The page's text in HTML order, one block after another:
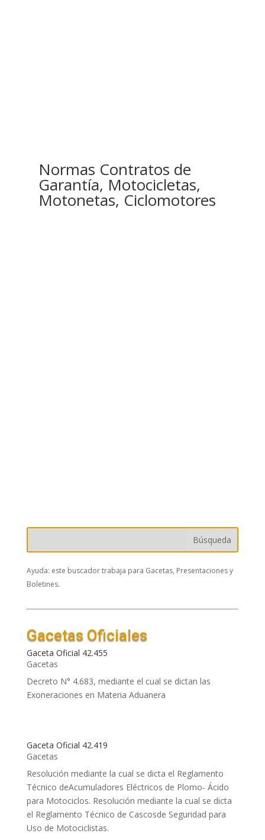
Normas Contratos de
Garantía, Motocicletas,
Motonetas, Ciclomotores
Ayuda: este buscador trabaja para Gacetas, Presentaciones y
Boletines.
Gacetas Oficiales
Gaceta Oficial 42.455
Gacetas
Decreto N° 4.683, mediante el cual se dictan las
Exoneraciones en Materia Aduanera
Gaceta Oficial 42.419
Gacetas
Resolución mediante la cual se dicta el Reglamento
Técnico deAcumuladores Eléctricos de Plomo- Ácido
para Motociclos. Resolución mediante la cual se dicta
el Reglamento Técnico de Cascosde Seguridad para
Uso de Motociclistas.